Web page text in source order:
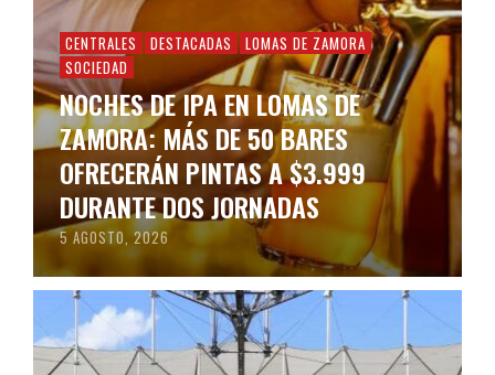
CENTRALES DESTACADAS
LOMAS DE ZAMORA
SOCIEDAD
NOCHES DE IPA EN LOMAS DE
ZAMORA: MÁS DE 50 BARES
OFRECERÁN PINTAS A $3.999
DURANTE DOS JORNADAS
5 AGOSTO, 2026